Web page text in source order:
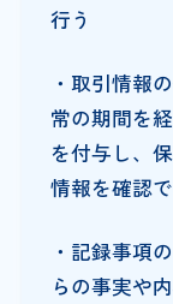
行う
・取引情報
常の期間を
を付与し、
情報を確認
・記録事項
らの事実や